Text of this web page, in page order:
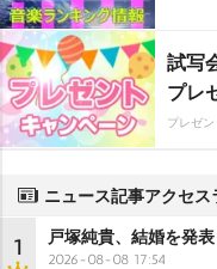
試写
プレ
プレゼ
ニュース記事アクセ
1 戸塚純貴、結婚を発表
2026-08-08 17:54